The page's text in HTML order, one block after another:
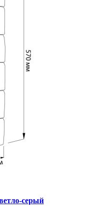
серый